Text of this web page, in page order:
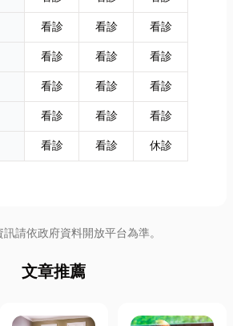
看診 看診
看診
看診 看診
看診
看診 看診
看診
看診 看診
看診
看診 看診 休診
請依政府資料開放平台為準。
文章推薦